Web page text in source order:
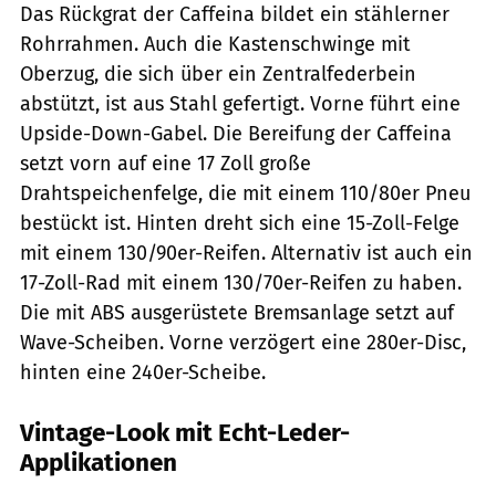
Das Rückgrat der Caffeina bildet ein stählerner
Rohrrahmen. Auch die Kastenschwinge mit
Oberzug, die sich über ein Zentralfederbein
abstützt, ist aus Stahl gefertigt. Vorne führt eine
Upside-Down-Gabel. Die Bereifung der Caffeina
setzt vorn auf eine 17 Zoll große
Drahtspeichenfelge, die mit einem 110/80er Pneu
bestückt ist. Hinten dreht sich eine 15-Zoll-Felge
mit einem 130/90er-Reifen. Alternativ ist auch ein
17-Zoll-Rad mit einem 130/70er-Reifen zu haben.
Die mit ABS ausgerüstete Bremsanlage setzt auf
Wave-Scheiben. Vorne verzögert eine 280er-Disc,
hinten eine 240er-Scheibe.
Vintage-Look mit Echt-Leder-
Applikationen